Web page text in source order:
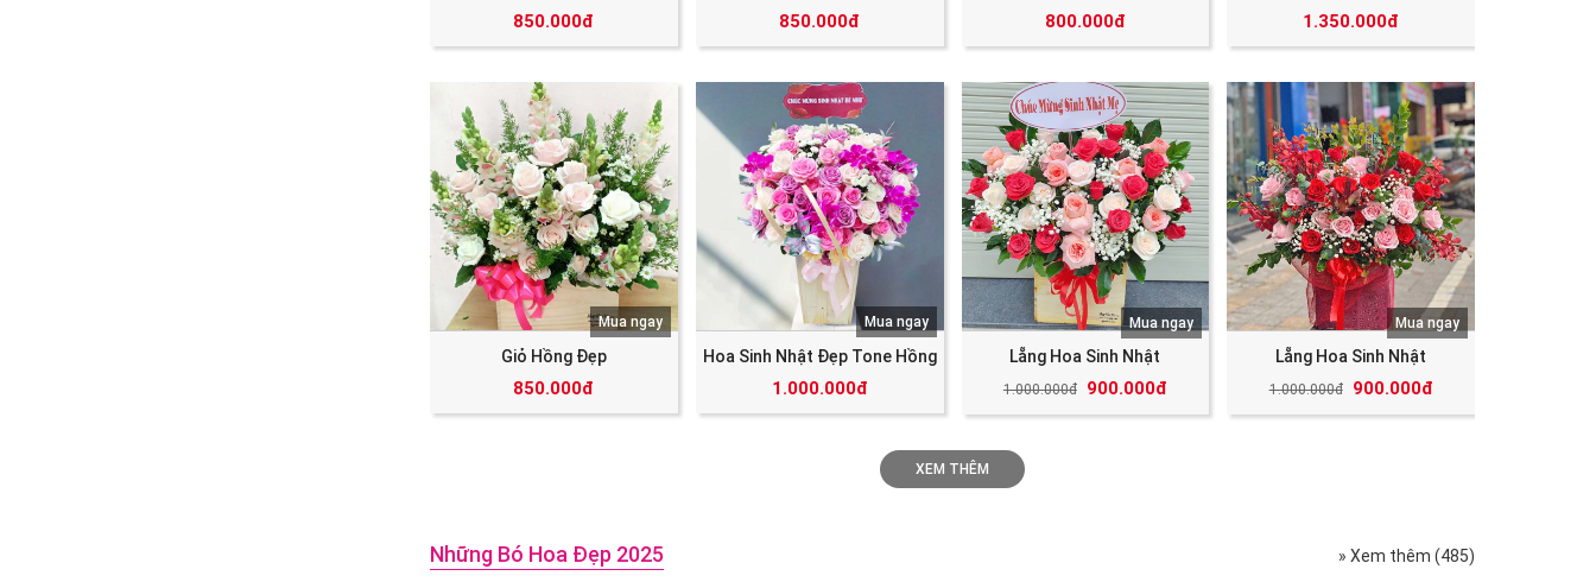
850.000đ 850.000đ 800.000đ 1.350.000đ
Giỏ Hồng Đẹp
850.000đ
Mua ngay
Hoa Sinh Nhật Đẹp Tone Hồng
1.000.000đ
Mua ngay
Lẵng Hoa Sinh Nhật
1.000.000đ 900.000đ
Mua ngay
Lẵng Hoa Sinh Nhật
1.000.000đ 900.000đ
Mua ngay
XEM THÊM
Những Bó Hoa Đẹp 2025 » Xem thêm (485)